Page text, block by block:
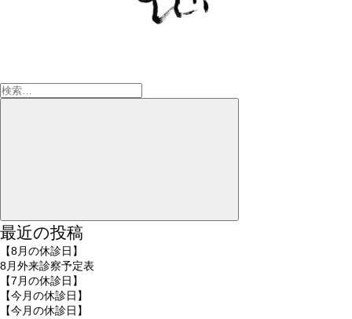
検
索:
最近の投稿
【8月の休診日】
8月外来診察予定表
【7月の休診日】
【今月の休診日】
【今月の休診日】